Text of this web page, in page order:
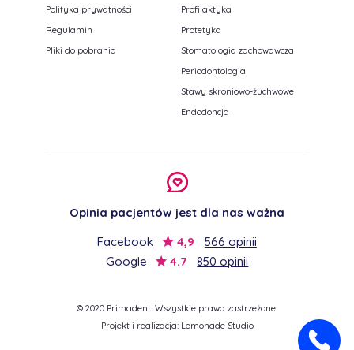
Polityka prywatności
Regulamin
Pliki do pobrania
Profilaktyka
Protetyka
Stomatologia zachowawcza
Periodontologia
Stawy skroniowo-żuchwowe
Endodoncja
Opinia pacjentów jest dla nas ważna
Facebook
4,9
566 opinii
Google
4.7 850 opinii
© 2020 Primadent. Wszystkie prawa zastrzeżone.
Projekt i realizacja: Lemonade Studio